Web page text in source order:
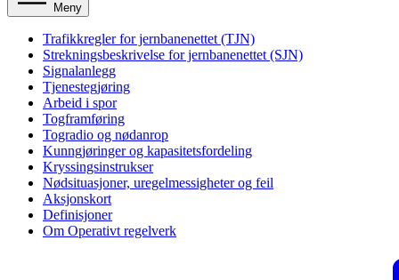
Meny
Trafikkregler for jernbanenettet (TJN)
Strekningsbeskrivelse for jernbanenettet (SJN)
Signalanlegg
Tjenestegjøring
Arbeid i spor
Togframføring
Togradio og nødanrop
Kunngjøringer og kapasitetsfordeling
Kryssingsinstrukser
Nødsituasjoner, uregelmessigheter og feil
Aksjonskort
Definisjoner
Om Operativt regelverk